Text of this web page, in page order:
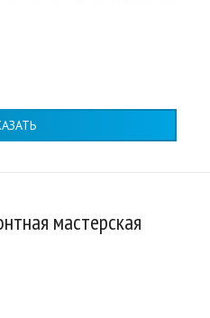
мастерская